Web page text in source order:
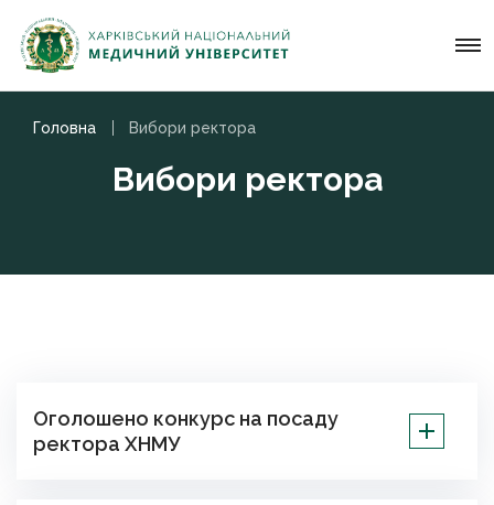
Головна Вибори ректора
Вибори ректора
Оголошено конкурс на посаду
ректора ХНМУ